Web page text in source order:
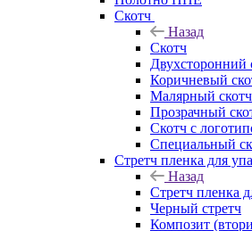
Скотч
Назад
Скотч
Двухсторонний
Коричневый
Малярный скотч
Прозрачный
Скотч с
Специальный
Стретч пленка для
Назад
Стретч пленка
Черный стретч
Композит